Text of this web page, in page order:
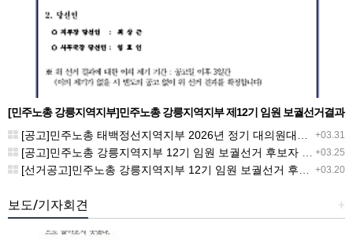
[민주노총 강릉지역지부]민주노총 강릉지역지부 제12기 임원 보궐선거결과
공고
+03.31
[공고]민주노총 태백정선지역지부 2026년 정기 대의원대회 재소집 건
+03.25
[공고]민주노총 강릉지역지부 12기 임원 보궐선거 후보자 확정 공고
+03.20
[선거공고]민주노총 강릉지역지부 12기 임원 보궐선거 후보 등록 기간 연장 공고
+
보도/기자회견